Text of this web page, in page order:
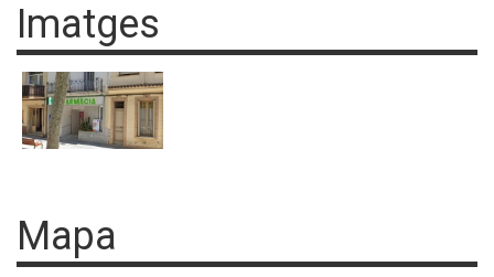
Imatges
Mapa